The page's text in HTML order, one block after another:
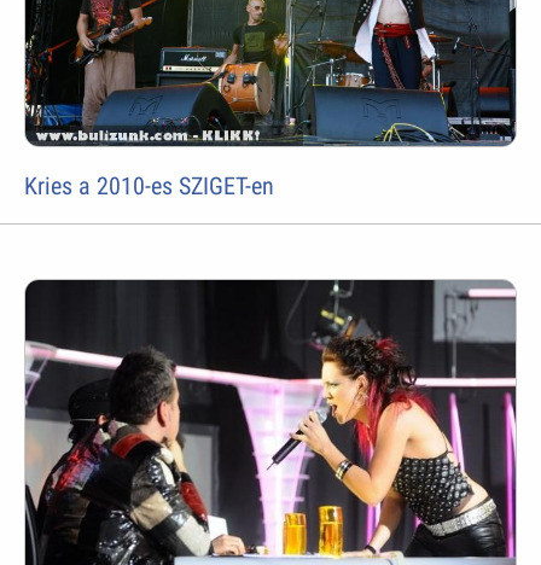
Kries a 2010-es SZIGET-en